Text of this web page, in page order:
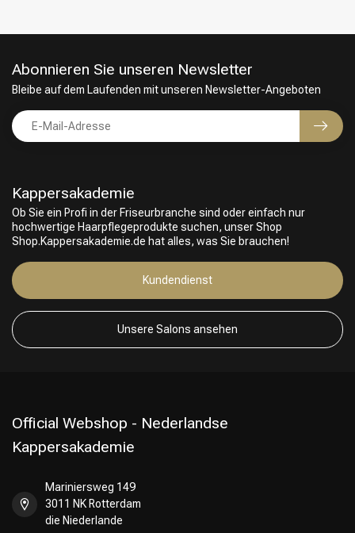
Friseurwahl
Kappersakademie
Ob Sie ein Profi in der Friseurbranche sind oder einfach nur
hochwertige Haarpflegeprodukte suchen, unser Shop
Shop.Kappersakademie.de hat alles, was Sie brauchen!
Kundendienst
Unsere Salons ansehen
Abonnieren Sie unseren Newsletter
Bleibe auf dem Laufenden mit unseren Newsletter-Angeboten
Official Webshop - Nederlandse
Kappersakademie
Mariniersweg 149
3011 NK Rotterdam
die Niederlande